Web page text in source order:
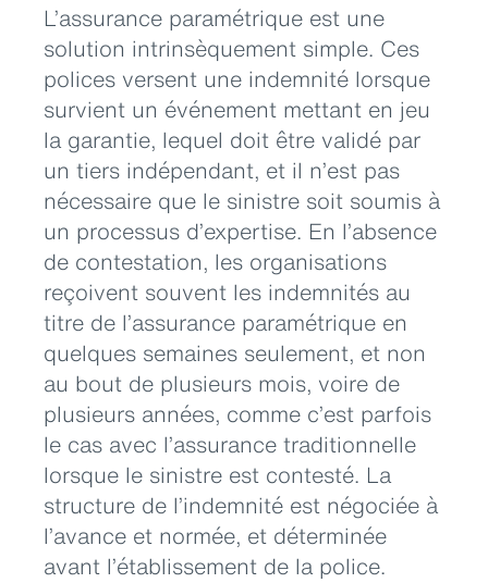
L’assurance paramétrique est une
solution intrinsèquement simple. Ces
polices versent une indemnité lorsque
survient un événement mettant en jeu
la garantie, lequel doit être validé par
un tiers indépendant, et il n’est pas
nécessaire que le sinistre soit soumis à
un processus d’expertise. En l’absence
de contestation, les organisations
reçoivent souvent les indemnités au
titre de l’assurance paramétrique en
quelques semaines seulement, et non
au bout de plusieurs mois, voire de
plusieurs années, comme c’est parfois
le cas avec l’assurance traditionnelle
lorsque le sinistre est contesté. La
structure de l’indemnité est négociée à
l’avance et normée, et déterminée
avant l’établissement de la police.